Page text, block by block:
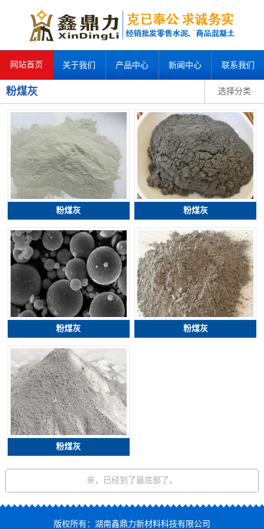
网站首页 关于我们 产品中心 新闻中心 联系我们
选择分类
粉煤灰
粉煤灰 粉煤灰
粉煤灰 粉煤灰
粉煤灰
亲，已经到了最底部了。
版权所有：湖南鑫鼎力新材料科技有限公司